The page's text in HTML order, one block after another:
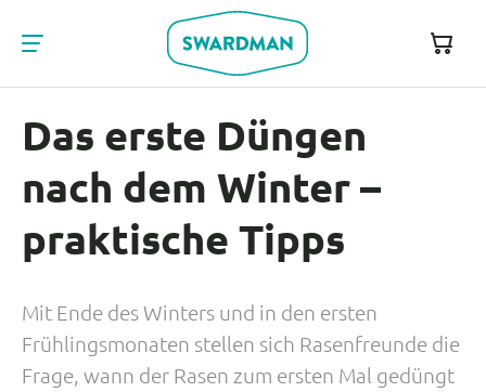
Das erste Düngen
nach dem Winter –
praktische Tipps
Mit Ende des Winters und in den ersten
Frühlingsmonaten stellen sich Rasenfreunde die
Frage, wann der Rasen zum ersten Mal gedüngt